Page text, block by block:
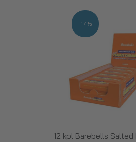
12 kpl Barebells Salted
-17%